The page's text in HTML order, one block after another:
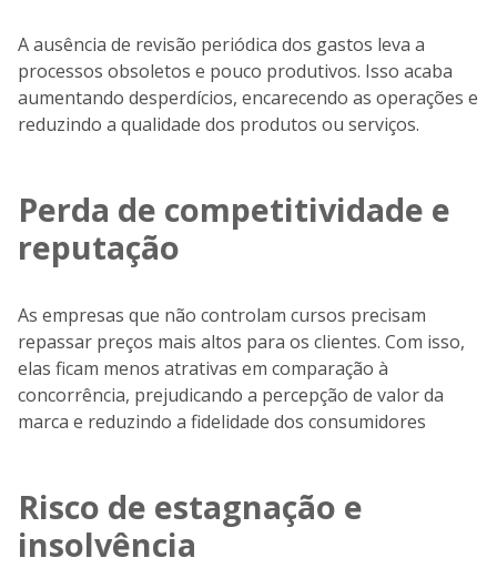
A ausência de revisão periódica dos gastos leva a
processos obsoletos e pouco produtivos. Isso acaba
aumentando desperdícios, encarecendo as operações e
reduzindo a qualidade dos produtos ou serviços.
Perda de competitividade e
reputação
As empresas que não controlam cursos precisam
repassar preços mais altos para os clientes. Com isso,
elas ficam menos atrativas em comparação à
concorrência, prejudicando a percepção de valor da
marca e reduzindo a fidelidade dos consumidores
Risco de estagnação e
insolvência